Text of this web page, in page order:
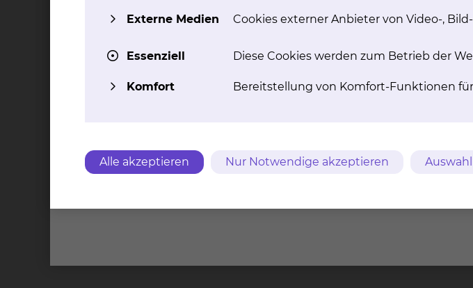
Externe Medien Cookies externer Anbieter von Video-,
Essenziell Diese Cookies werden zum Betrieb der
Komfort Bereitstellung von Komfort-Funktionen
Alle akzeptieren Nur Notwendige akzeptieren